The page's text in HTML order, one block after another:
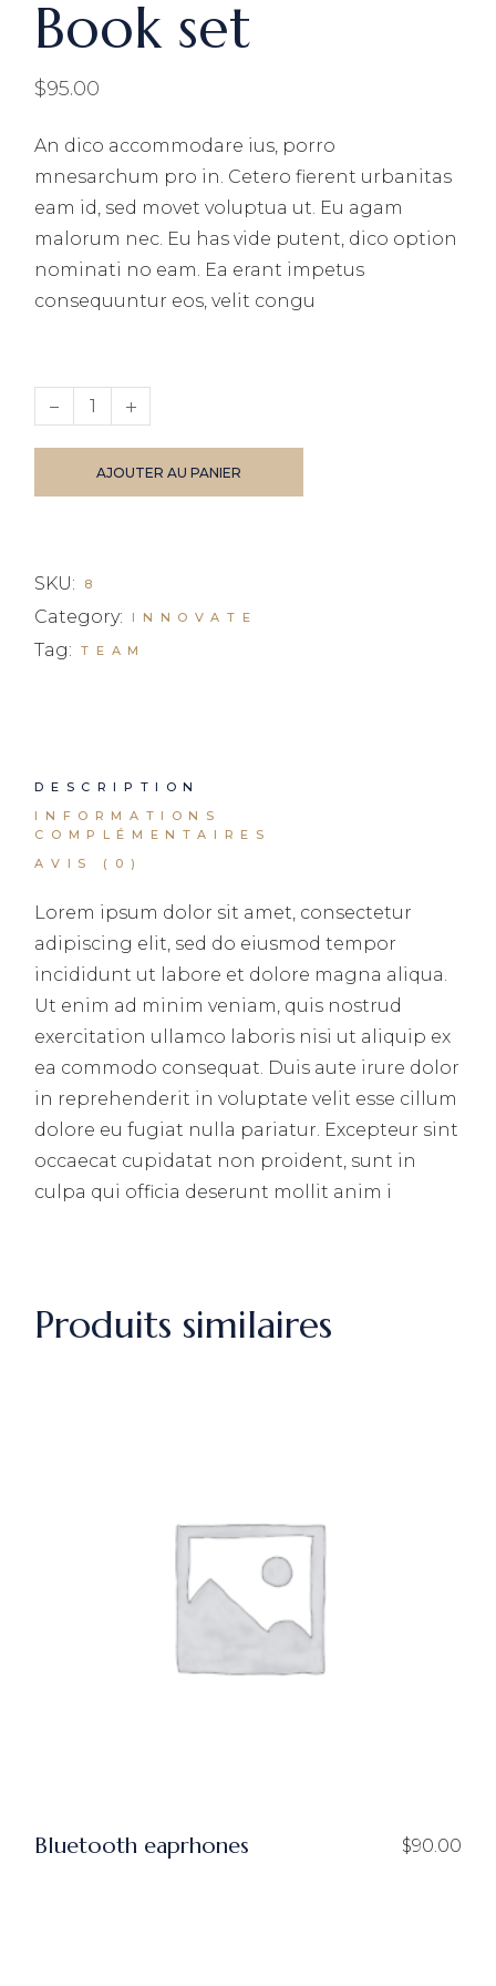
Book set
$95.00
An dico accommodare ius, porro
mnesarchum pro in. Cetero fierent urbanitas
eam id, sed movet voluptua ut. Eu agam
malorum nec. Eu has vide putent, dico option
nominati no eam. Ea erant impetus
consequuntur eos, velit congu
Book set quantity
AJOUTER AU PANIER
SKU: 8
Category: INNOVATE
Tag: TEAM
DESCRIPTION
INFORMATIONS
COMPLÉMENTAIRES
AVIS (0)
Lorem ipsum dolor sit amet, consectetur
adipiscing elit, sed do eiusmod tempor
incididunt ut labore et dolore magna aliqua.
Ut enim ad minim veniam, quis nostrud
exercitation ullamco laboris nisi ut aliquip ex
ea commodo consequat. Duis aute irure dolor
in reprehenderit in voluptate velit esse cillum
dolore eu fugiat nulla pariatur. Excepteur sint
occaecat cupidatat non proident, sunt in
culpa qui officia deserunt mollit anim i
Produits similaires
Bluetooth eaprhones $90.00